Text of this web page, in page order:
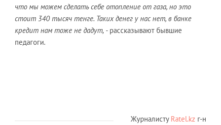
что мы можем сделать себе отопление от газа, но это
стоит 340 тысяч тенге. Таких денег у нас нет, в банке
кредит нам тоже не дадут, - рассказывают бывшие
педагоги.
Журналисту Ratel.kz г-н